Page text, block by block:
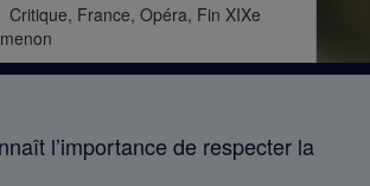
Critique, France, Opéra, Fin XIXe
l’importance de respecter la